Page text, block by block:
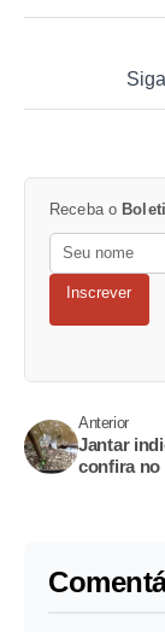
Receba o
Inscrever
Anterior
Jantar
confira no